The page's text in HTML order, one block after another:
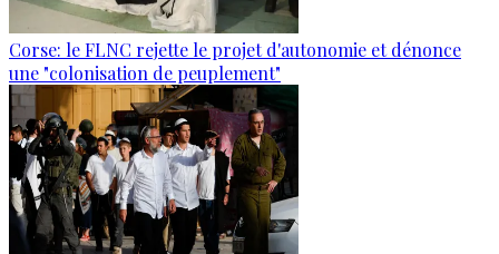
Corse: le FLNC rejette le projet d'autonomie et dénonce
une "colonisation de peuplement"